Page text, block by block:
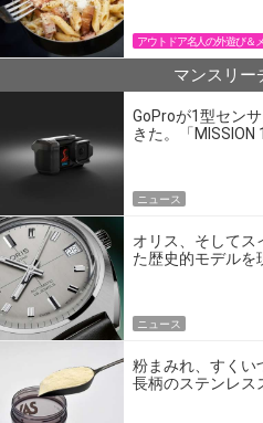
アウトドア名人の外遊び＆
マンスリー
GoProが1型セン
きた。「
ニュース
オリス、そしてス
た歴史的モデルを
ニュース
粉まみれ、すくい
長柄のステンレス